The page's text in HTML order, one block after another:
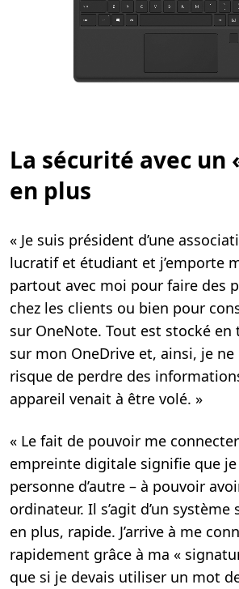
La sécurité avec un
en plus
« Je suis président d’une
lucratif et étudiant et j’emporte
partout avec moi pour faire des
chez les clients ou bien pour
sur OneNote. Tout est stocké
sur mon OneDrive et, ainsi, je ne
risque de perdre des
appareil venait à être volé. »
« Le fait de pouvoir me
empreinte digitale signifie que je
personne d’autre – à pouvoir
ordinateur. Il s’agit d’un
en plus, rapide. J’arrive à me
rapidement grâce à ma «
que si je devais utiliser un mot